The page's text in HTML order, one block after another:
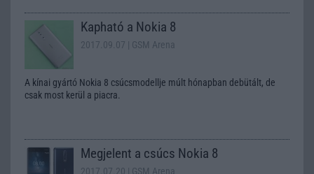
Kapható a Nokia 8
2017.09.07 | GSM Arena
A kínai gyártó Nokia 8 csúcsmodellje múlt hónapban debütált, de
csak most kerül a piacra.
Megjelent a csúcs Nokia 8
2017.07.20 | GSM Arena